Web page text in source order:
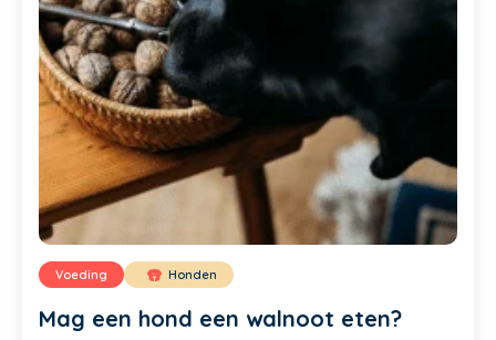
Voeding Honden
Mag een hond een walnoot eten?